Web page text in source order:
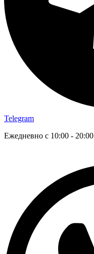
Telegram
Ежедневно с 10:00 - 20:00